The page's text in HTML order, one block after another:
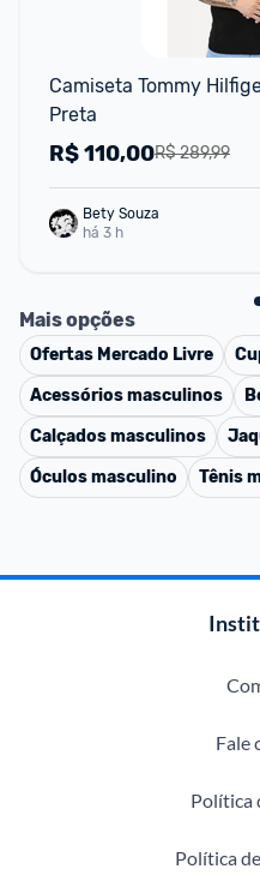
Camiseta Tommy
Preta
R$ 289,99
R$110,00
Bety Souza
há 3 h
Mais opções
Ofertas Mercado Livre
Acessórios masculinos
Calçados masculinos
Óculos masculino
Tênis
Fale
Política
Política